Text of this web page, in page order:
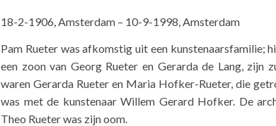
18-2-1906, Amsterdam – 10-9-1998, Amsterdam
Pam Rueter was afkomstig uit een kunstenaarsfamilie;
een zoon van Georg Rueter en Gerarda de Lang, zijn
waren Gerarda Rueter en Maria Hofker-Rueter, die
was met de kunstenaar Willem Gerard Hofker. De
Theo Rueter was zijn oom.